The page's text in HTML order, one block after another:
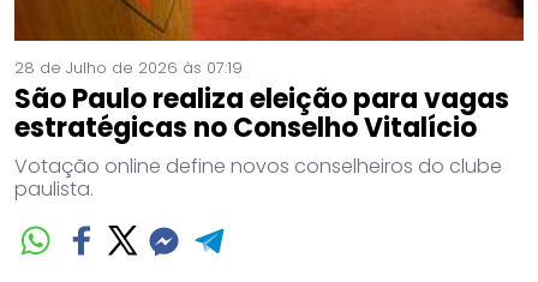
28 de Julho de 2026 às 07:19
São Paulo realiza eleição para vagas
estratégicas no Conselho Vitalício
Votação online define novos conselheiros do clube
paulista.